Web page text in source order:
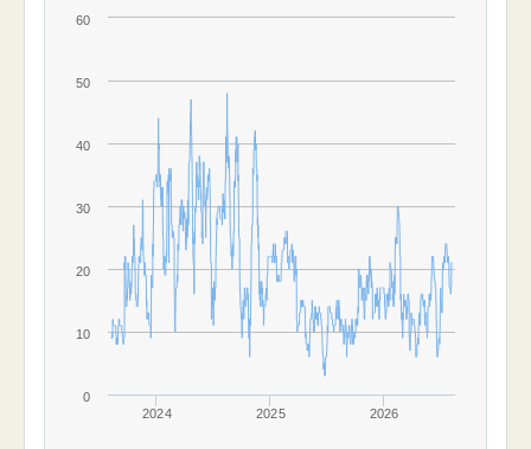
2024 2025 2026
0
10
20
30
40
50
60